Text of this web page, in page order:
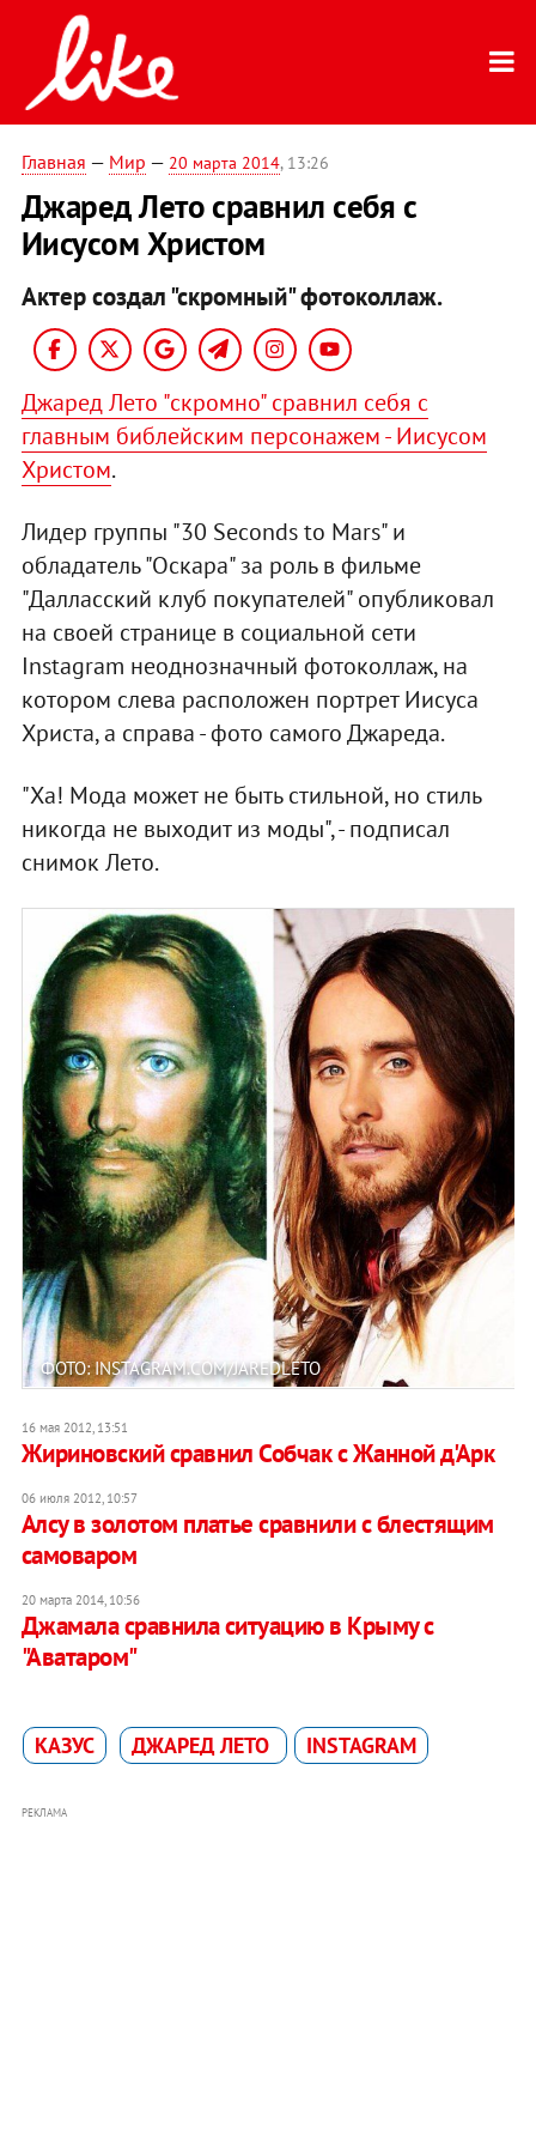
Главная — Мир — 20 марта 2014, 13:26
Джаред Лето сравнил себя с
Иисусом Христом
Актер создал "скромный" фотоколлаж.
Джаред Лето "скромно" сравнил себя с
главным библейским персонажем - Иисусом
Христом.
Лидер группы "30 Seconds to Mars" и
обладатель "Оскара" за роль в фильме
"Далласский клуб покупателей" опубликовал
на своей странице в социальной сети
Instagram неоднозначный фотоколлаж, на
котором слева расположен портрет Иисуса
Христа, а справа - фото самого Джареда.
"Ха! Мода может не быть стильной, но стиль
никогда не выходит из моды", - подписал
снимок Лето.
ФОТО: INSTAGRAM.COM/JAREDLETO
16 мая 2012, 13:51
Жириновский сравнил Собчак с Жанной д'Арк
06 июля 2012, 10:57
Алсу в золотом платье сравнили с блестящим
самоваром
20 марта 2014, 10:56
Джамала сравнила ситуацию в Крыму с
"Аватаром"
КАЗУС ДЖАРЕД ЛЕТО INSTAGRAM
РЕКЛАМА